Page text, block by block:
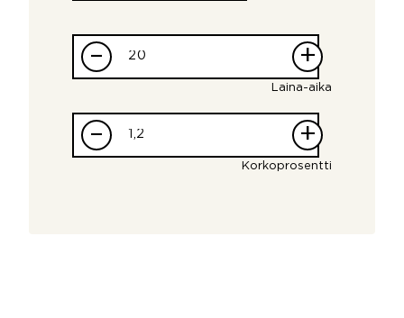
– +
Laina-aika
– +
Korkoprosentti